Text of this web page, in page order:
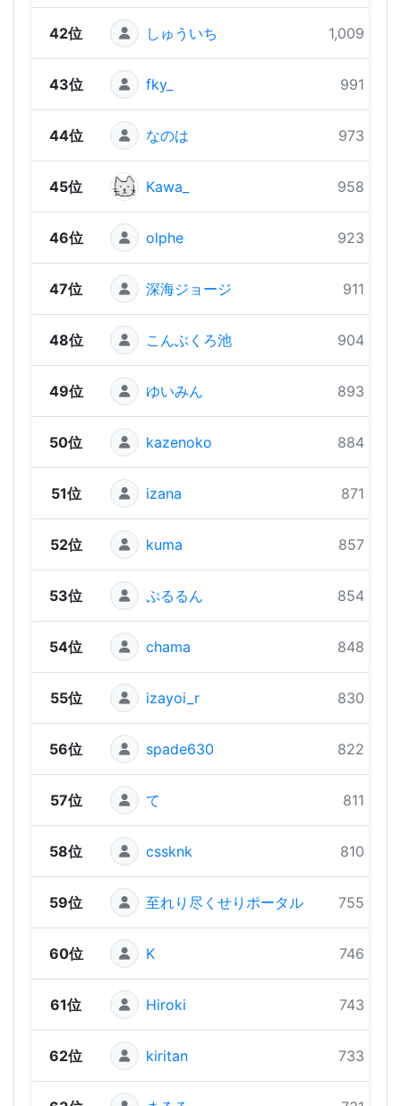
42位 しゅういち 1,009 pts
43位 fky_ 991 pts
44位 なのは 973 pts
45位 Kawa_ 958 pts
46位 olphe 923 pts
47位 深海ジョージ 911 pts
48位 こんぶくろ池 904 pts
49位 ゆいみん 893 pts
50位 kazenoko 884 pts
51位 izana 871 pts
52位 kuma 857 pts
53位 ぷるるん 854 pts
54位 chama 848 pts
55位 izayoi_r 830 pts
56位 spade630 822 pts
57位 て 811 pts
58位 cssknk 810 pts
59位 至れり尽くせりポータル 755 pts
60位 K 746 pts
61位 Hiroki 743 pts
62位 kiritan 733 pts